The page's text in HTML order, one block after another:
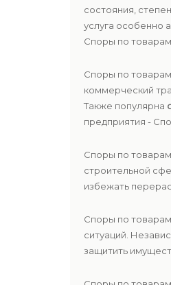
состояния,
услуга особенно
Споры по товарам
Споры по
коммерческий
Также популярна
предприятия -
Споры по товарам
строительной
избежать
Споры по
ситуаций.
защитить